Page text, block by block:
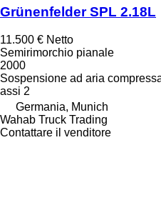
Grünenfelder SPL 2.18L
11.500 € Netto
Semirimorchio pianale
2000
Sospensione ad aria
assi 2
Germania, Munich
Wahab Truck Trading
Contattare il venditore